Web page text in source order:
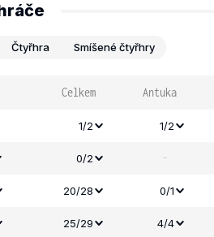
Čtyřhra Smíšené čtyřhry
Celkem Antuka
1/2 1/2
0/2 -
20/28 0/1
25/29 4/4